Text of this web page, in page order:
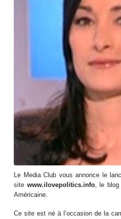
Le Media Club vous annonce le
site www.ilovepolitics.info, le blog
Américaine.
Ce site est né à l’occasion de la